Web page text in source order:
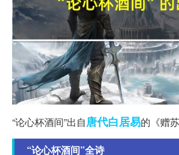
“论心杯酒间”出自唐代白居易的《赠
“论心杯酒间”全诗